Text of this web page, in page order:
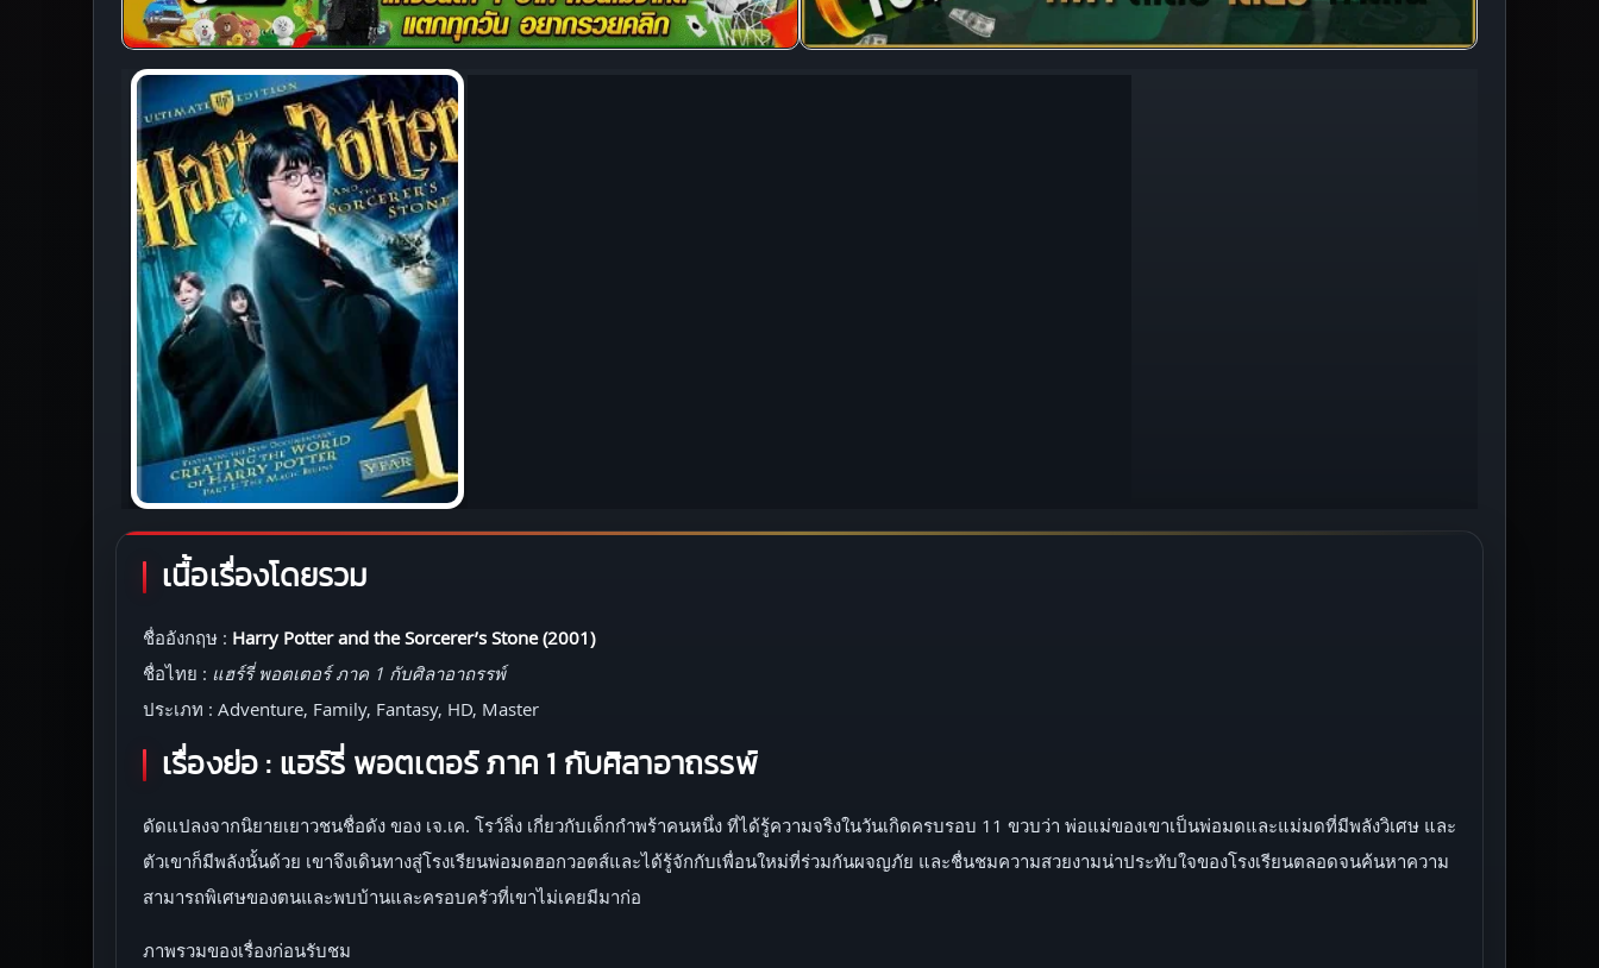
เนื้อเรื่องโดยรวม
ชื่ออังกฤษ : Harry Potter and the Sorcerer’s Stone (2001)
ชื่อไทย : แฮร์รี่ พอตเตอร์ ภาค 1 กับศิลาอาถรรพ์
ประเภท : Adventure, Family, Fantasy, HD, Master
เรื่องย่อ : แฮร์รี่ พอตเตอร์ ภาค 1 กับศิลาอาถรรพ์
ดัดแปลงจากนิยายเยาวชนชื่อดัง ของ เจ.เค. โรว์ลิ่ง เกี่ยวกับเด็กกำพร้าคนหนึ่ง ที่ได้รู้ความจริงในวันเกิดครบรอบ 11 ขวบว่า พ่อแม่ของเขาเป็นพ่อมดและแม่มดที่มีพลังวิเศษ และ
ตัวเขาก็มีพลังนั้นด้วย เขาจึงเดินทางสู่โรงเรียนพ่อมดฮอกวอตส์และได้รู้จักกับเพื่อนใหม่ที่ร่วมกันผจญภัย และชื่นชมความสวยงามน่าประทับใจของโรงเรียนตลอดจนค้นหาความ
สามารถพิเศษของตนและพบบ้านและครอบครัวที่เขาไม่เคยมีมาก่อ
ภาพรวมของเรื่องก่อนรับชม